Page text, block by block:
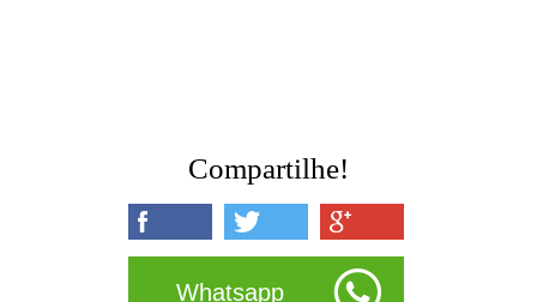
Compartilhe!
Whatsapp